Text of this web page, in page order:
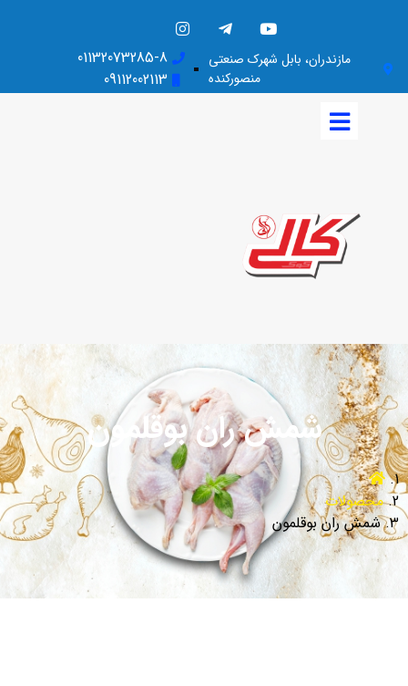
مازندران، بابل شهرک صنعتی
منصورکنده
01132073285-8
09112002113
شمش ران بوقلمون
محصولات
شمش ران بوقلمون